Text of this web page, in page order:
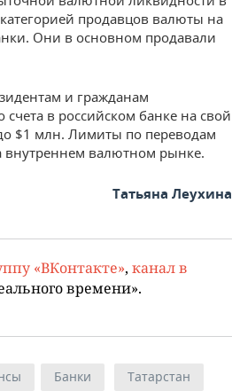
продавцов валюты на
Они в основном продавали
и гражданам
счета в российском банке на свой
$1 млн. Лимиты по переводам
внутреннем валютном рынке.
Татьяна Леухина
«ВКонтакте», канал в
времени».
Банки Татарстан